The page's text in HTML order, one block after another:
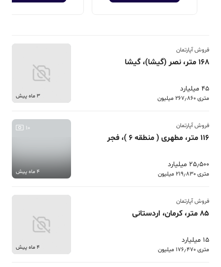
فروش آپارتمان
168 متر، نصر (گیشا)، گیشا
45 میلیارد
متری 267٫860 میلیون 3 ماه پیش
فروش آپارتمان
116 متر، مطهری ( منطقه 6 )، فجر
25٫500 میلیارد
متری 219٫830 میلیون
10
4 ماه پیش
فروش آپارتمان
85 متر، کرمان، اردستانی
15 میلیارد
متری 176٫470 میلیون 4 ماه پیش